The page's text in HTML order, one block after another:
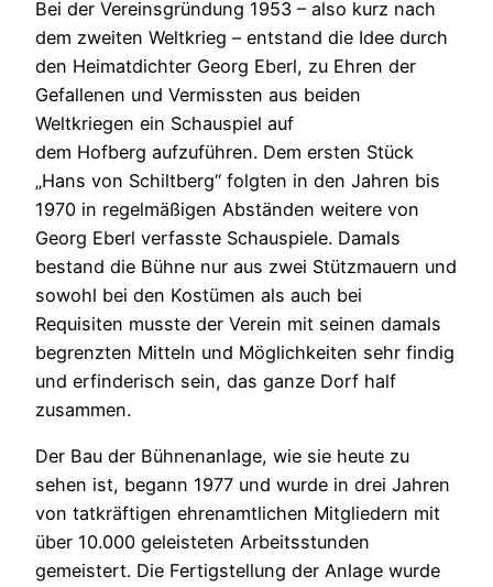
Bei der Vereinsgründung 1953 – also kurz nach
dem zweiten Weltkrieg – entstand die Idee durch
den Heimatdichter Georg Eberl, zu Ehren der
Gefallenen und Vermissten aus beiden
Weltkriegen ein Schauspiel auf
dem Hofberg aufzuführen. Dem ersten Stück
„Hans von Schiltberg“ folgten in den Jahren bis
1970 in regelmäßigen Abständen weitere von
Georg Eberl verfasste Schauspiele. Damals
bestand die Bühne nur aus zwei Stützmauern und
sowohl bei den Kostümen als auch bei
Requisiten musste der Verein mit seinen damals
begrenzten Mitteln und Möglichkeiten sehr findig
und erfinderisch sein, das ganze Dorf half
zusammen.
Der Bau der Bühnenanlage, wie sie heute zu
sehen ist, begann 1977 und wurde in drei Jahren
von tatkräftigen ehrenamtlichen Mitgliedern mit
über 10.000 geleisteten Arbeitsstunden
gemeistert. Die Fertigstellung der Anlage wurde